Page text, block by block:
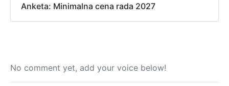
Anketa: Minimalna cena rada 2027
No comment yet, add your voice below!